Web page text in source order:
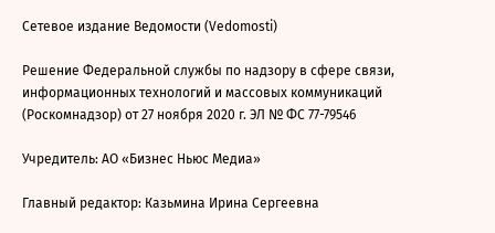
Сетевое издание Ведомости (Vedomosti)
Решение Федеральной службы по надзору в сфере связи,
информационных технологий и массовых коммуникаций
(Роскомнадзор) от 27 ноября 2020 г. ЭЛ № ФС 77-79546
Учредитель: АО «Бизнес Ньюс Медиа»
Главный редактор: Казьмина Ирина Сергеевна